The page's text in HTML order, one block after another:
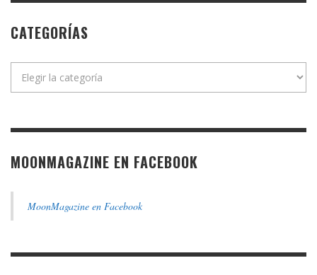
CATEGORÍAS
MOONMAGAZINE EN FACEBOOK
MoonMagazine en Facebook